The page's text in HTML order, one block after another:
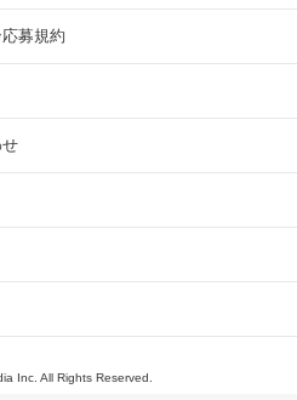
募規約
Inc. All Rights Reserved.